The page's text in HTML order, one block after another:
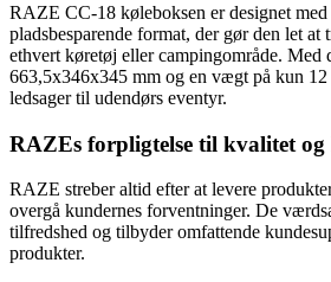
RAZE CC-18 køleboksen er designet med
pladsbesparende format, der gør den let at
ethvert køretøj eller campingområde. Med
663,5x346x345 mm og en vægt på kun 12
ledsager til udendørs eventyr.
RAZEs forpligtelse til kvalitet
RAZE streber altid efter at levere
overgå kundernes forventninger. De
tilfredshed og tilbyder omfattende
produkter.